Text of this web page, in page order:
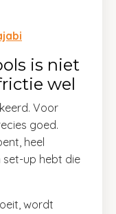
is niet
wel
Voor
goed.
heel
set-up hebt die
wordt